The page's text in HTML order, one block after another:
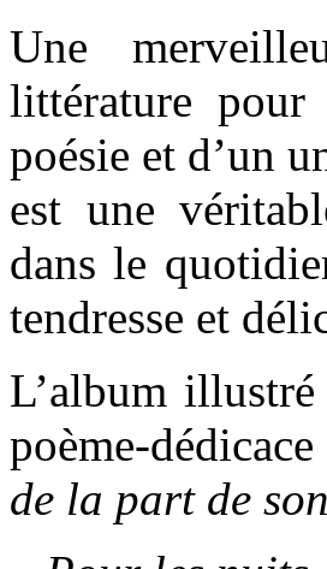
Une
littérature
poésie et d’un
est une
dans le
tendresse et
L’album
poème-
de la part de